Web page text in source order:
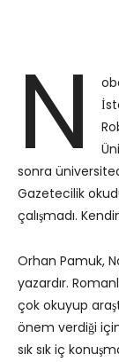
N
sonra
Gazetecilik
çalışmadı.
Orhan Pamuk,
yazardır.
çok okuyup
önem verdiği
sık sık iç